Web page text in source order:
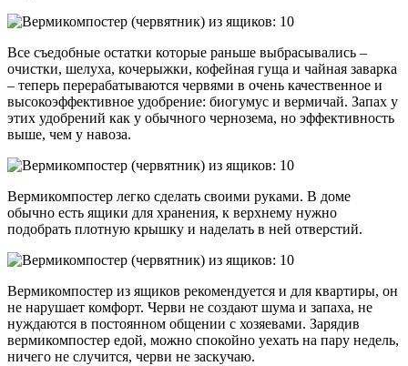
Все съедобные остатки которые раньше выбрасывались –
очистки, шелуха, кочерыжки, кофейная гуща и чайная заварка
– теперь перерабатываются червями в очень качественное и
высокоэффективное удобрение: биогумус и вермичай. Запах у
этих удобрений как у обычного чернозема, но эффективность
выше, чем у навоза.
Вермикомпостер легко сделать своими руками. В доме
обычно есть ящики для хранения, к верхнему нужно
подобрать плотную крышку и наделать в ней отверстий.
Вермикомпостер из ящиков рекомендуется и для квартиры, он
не нарушает комфорт. Черви не создают шума и запаха, не
нуждаются в постоянном общении с хозяевами. Зарядив
вермикомпостер едой, можно спокойно уехать на пару недель,
ничего не случится, черви не заскучаю.